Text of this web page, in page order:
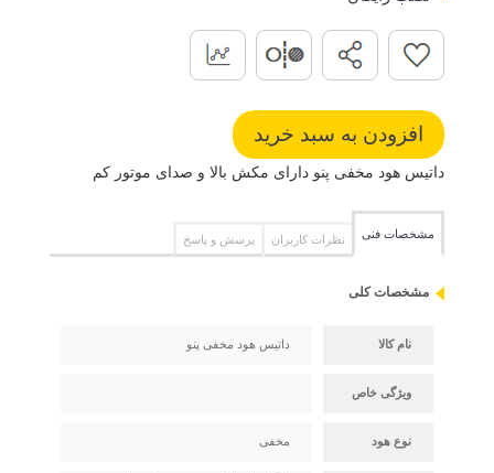
داتیس هود مخفی پنو دارای مکش بالا و صدای موتور کم
مشخصات فنی نظرات کاربران پرسش و پاسخ
مشخصات کلی
نام کالا داتیس هود مخفی پنو
ویژگی خاص
نوع هود مخفی